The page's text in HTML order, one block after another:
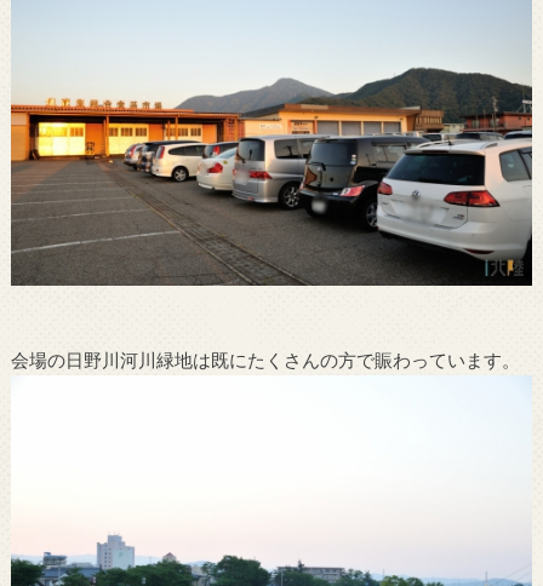
会場の日野川河川緑地は既にたくさんの方で賑わっています。